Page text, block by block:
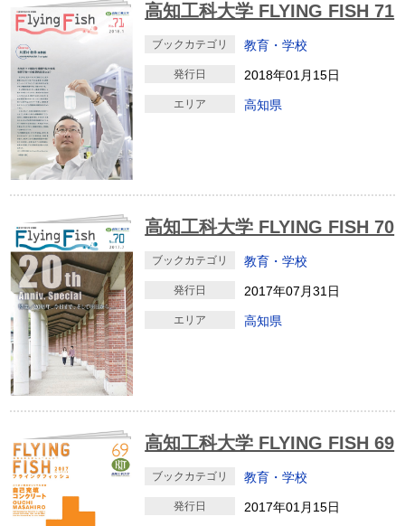
高知工科大学 FLYING FISH 71
ブックカテゴリ 教育・学校
発行日 2018年01月15日
エリア 高知県
高知工科大学 FLYING FISH 70
ブックカテゴリ 教育・学校
発行日 2017年07月31日
エリア 高知県
高知工科大学 FLYING FISH 69
ブックカテゴリ 教育・学校
発行日 2017年01月15日